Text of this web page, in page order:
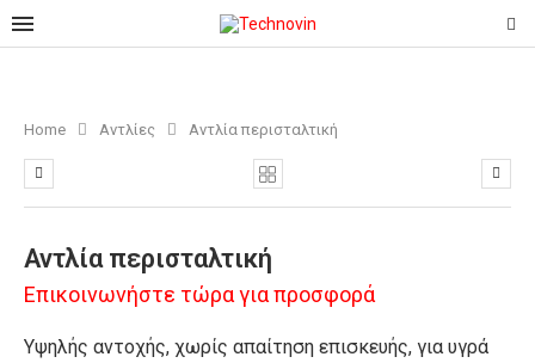
Home Αντλίες Αντλία περισταλτική
Αντλία περισταλτική
Επικοινωνήστε τώρα για προσφορά
Υψηλής αντοχής, χωρίς απαίτηση επισκευής, για υγρά